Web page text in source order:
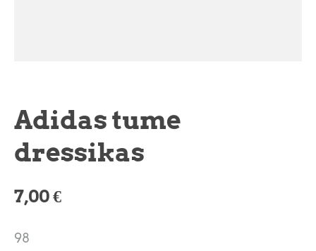
Adidas tume
dressikas
7,00 €
98